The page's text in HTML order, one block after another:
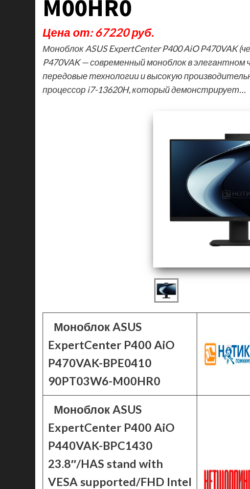
M00HR0
Цена от: 67220 руб.
Моноблок ASUS ExpertCenter P400 AiO P470VAK
P470VAK — современный моноблок в
передовые технологии и высокую
процессор i7-13620H, который демонстрирует…
Моноблок ASUS
ExpertCenter P400 AiO
P470VAK-BPE0410
90PT03W6-M00HR0
Моноблок ASUS
ExpertCenter P400 AiO
P440VAK-BPC1430
23.8″/HAS stand with
VESA supported/FHD Intel